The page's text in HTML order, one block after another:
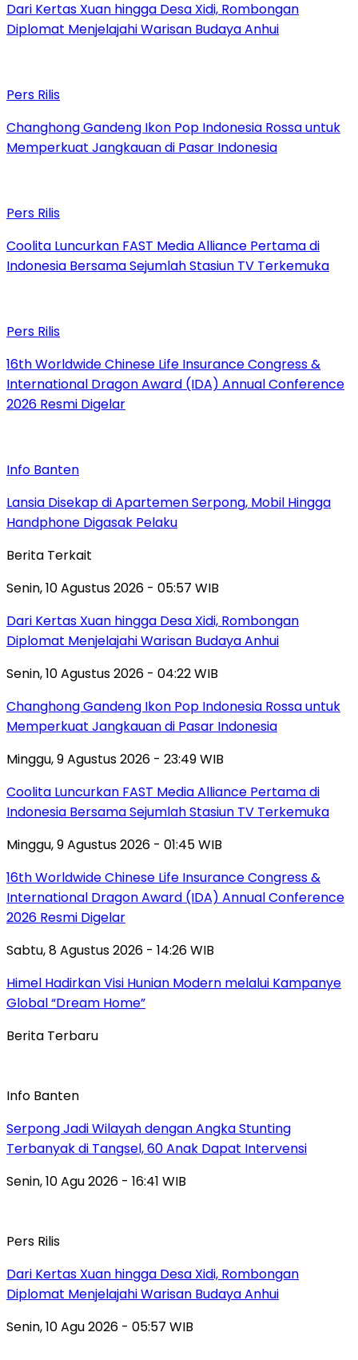
Dari Kertas Xuan hingga Desa Xidi, Rombongan
Diplomat Menjelajahi Warisan Budaya Anhui
Pers Rilis
Changhong Gandeng Ikon Pop Indonesia Rossa untuk
Memperkuat Jangkauan di Pasar Indonesia
Pers Rilis
Coolita Luncurkan FAST Media Alliance Pertama di
Indonesia Bersama Sejumlah Stasiun TV Terkemuka
Pers Rilis
16th Worldwide Chinese Life Insurance Congress &
International Dragon Award (IDA) Annual Conference
2026 Resmi Digelar
Info Banten
Lansia Disekap di Apartemen Serpong, Mobil Hingga
Handphone Digasak Pelaku
Berita Terkait
Senin, 10 Agustus 2026 - 05:57 WIB
Dari Kertas Xuan hingga Desa Xidi, Rombongan
Diplomat Menjelajahi Warisan Budaya Anhui
Senin, 10 Agustus 2026 - 04:22 WIB
Changhong Gandeng Ikon Pop Indonesia Rossa untuk
Memperkuat Jangkauan di Pasar Indonesia
Minggu, 9 Agustus 2026 - 23:49 WIB
Coolita Luncurkan FAST Media Alliance Pertama di
Indonesia Bersama Sejumlah Stasiun TV Terkemuka
Minggu, 9 Agustus 2026 - 01:45 WIB
16th Worldwide Chinese Life Insurance Congress &
International Dragon Award (IDA) Annual Conference
2026 Resmi Digelar
Sabtu, 8 Agustus 2026 - 14:26 WIB
Himel Hadirkan Visi Hunian Modern melalui Kampanye
Global “Dream Home”
Berita Terbaru
Info Banten
Serpong Jadi Wilayah dengan Angka Stunting
Terbanyak di Tangsel, 60 Anak Dapat Intervensi
Senin, 10 Agu 2026 - 16:41 WIB
Pers Rilis
Dari Kertas Xuan hingga Desa Xidi, Rombongan
Diplomat Menjelajahi Warisan Budaya Anhui
Senin, 10 Agu 2026 - 05:57 WIB